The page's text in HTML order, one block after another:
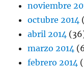
noviembre
octubre 2014
abril 2014
marzo 2014
febrero 2014